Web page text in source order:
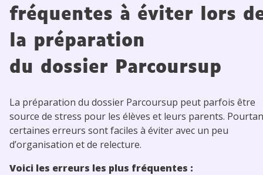
fréquentes à éviter lors
la préparation
du dossier Parcoursup
La préparation du dossier Parcoursup peut parfois être
source de stress pour les élèves et leurs parents.
certaines erreurs sont faciles à éviter avec un peu
d’organisation et de relecture.
Voici les erreurs les plus fréquentes :